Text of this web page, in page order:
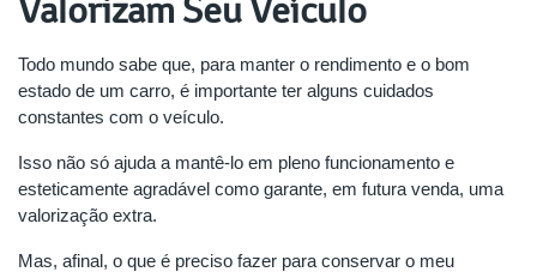
Todo mundo sabe que, para manter o rendimento e o bom
estado de um carro, é importante ter alguns cuidados
constantes com o veículo.
Isso não só ajuda a mantê-lo em pleno funcionamento e
esteticamente agradável como garante, em futura venda, uma
valorização extra.
Mas, afinal, o que é preciso fazer para conservar o meu